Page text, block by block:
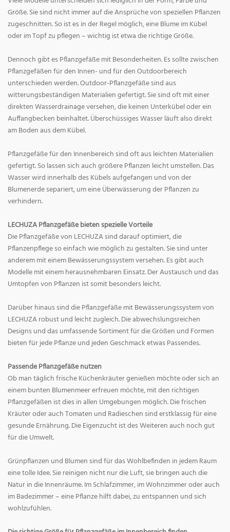
Größe. Sie sind nicht immer auf die Ansprüche von speziellen Pflanzen
zugeschnitten. So ist es in der Regel möglich, eine Blume im Kübel
oder im Topf zu pflegen – wichtig ist etwa die richtige Größe.
Dennoch gibt es Pflanzgefäße mit Besonderheiten. Es sollte zwischen
Pflanzgefäßen für den Innen- und für den Outdoorbereich
unterschieden werden. Outdoor-Pflanzgefäße sind aus
witterungsbeständigen Materialien gefertigt. Sie sind oft mit einer
direkten Wasserdrainage versehen, die keinen Unterkübel oder ein
Auffangbecken beinhaltet. Überschüssiges Wasser läuft also direkt
am Boden aus dem Kübel.
Pflanzgefäße für den Innenbereich sind oft aus leichten Materialien
gefertigt. So lassen sich auch größere Pflanzen leicht umstellen. Das
Wasser wird innerhalb des Kübels aufgefangen und von der
Blumenerde separiert, um eine Überwässerung der Pflanzen zu
verhindern.
LECHUZA Pflanzgefäße bieten spezielle Vorteile
Die Pflanzgefäße von LECHUZA sind darauf optimiert, die
Pflanzenpflege so einfach wie möglich zu gestalten. Sie sind unter
anderem mit einem Bewässerungssystem versehen. Es gibt auch
Modelle mit einem herausnehmbaren Einsatz. Der Austausch und das
Umtopfen von Pflanzen ist somit besonders leicht.
Darüber hinaus sind die Pflanzgefäße mit Bewässerungssystem von
LECHUZA robust und leicht zugleich. Die abwechslungsreichen
Designs und das umfassende Sortiment für die Größen und Formen
bieten für jede Pflanze und jeden Geschmack etwas Passendes.
Passende Pflanzgefäße nutzen
Ob man täglich frische Küchenkräuter genießen möchte oder sich an
einem bunten Blumenmeer erfreuen möchte, mit den richtigen
Pflanzgefäßen ist dies in allen Umgebungen möglich. Die frischen
Kräuter oder auch Tomaten und Radieschen sind erstklassig für eine
gesunde Ernährung. Die Eigenzucht ist des Weiteren auch noch gut
für die Umwelt.
Grünpflanzen und Blumen sind für das Wohlbefinden in jedem Raum
eine tolle Idee. Sie reinigen nicht nur die Luft, sie bringen auch die
Natur in die Innenräume. Im Schlafzimmer, im Wohnzimmer oder auch
im Badezimmer – eine Pflanze hilft dabei, zu entspannen und sich
wohlzufühlen.